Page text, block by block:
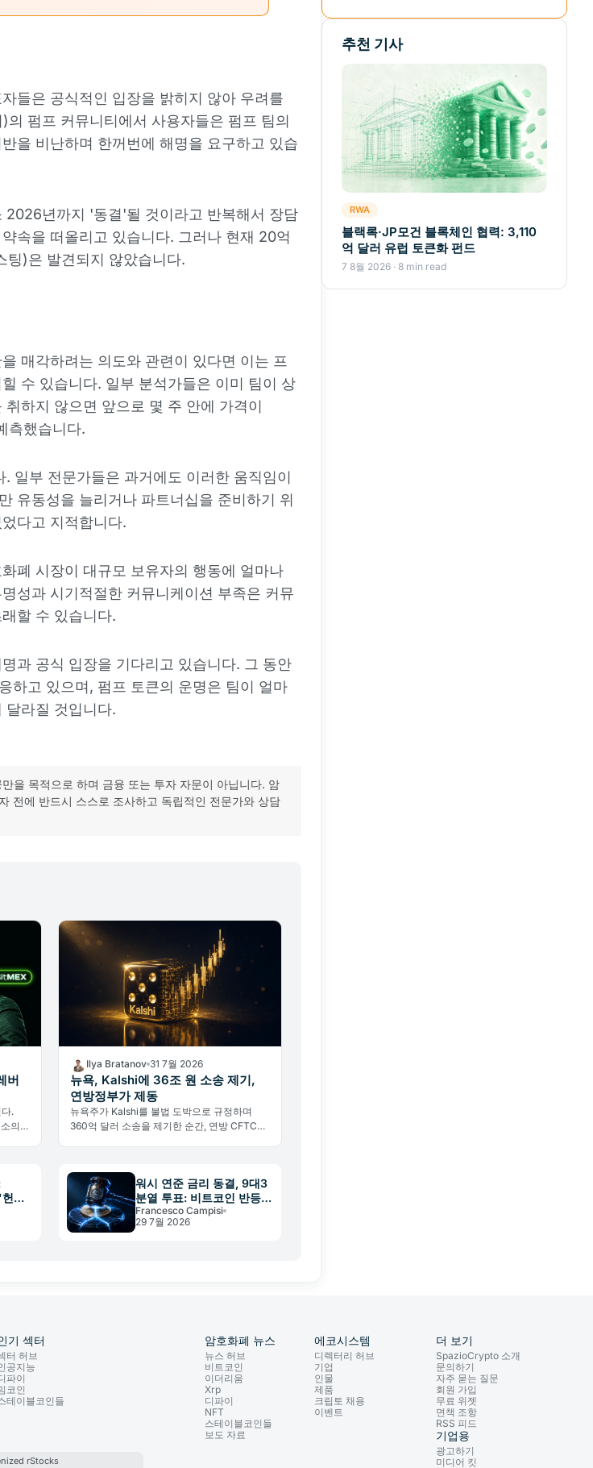
들은 공식적인 입장을 밝히지 않아 우려를
펌프 커뮤니티에서 사용자들은 펌프 팀의
을 비난하며 한꺼번에 해명을 요구하고 있습
2026년까지 '동결'될 것이라고 반복해서 장담
속을 떠올리고 있습니다. 그러나 현재 20억
팅)은 발견되지 않았습니다.
매각하려는 의도와 관련이 있다면 이는 프
수 있습니다. 일부 분석가들은 이미 팀이 상
하지 않으면 앞으로 몇 주 안에 가격이
측했습니다.
일부 전문가들은 과거에도 이러한 움직임이
유동성을 늘리거나 파트너십을 준비하기 위
다고 지적합니다.
폐 시장이 대규모 보유자의 행동에 얼마나
성과 시기적절한 커뮤니케이션 부족은 커뮤
할 수 있습니다.
과 공식 입장을 기다리고 있습니다. 그 동안
하고 있으며, 펌프 토큰의 운명은 팀이 얼마
달라질 것입니다.
을 목적으로 하며 금융 또는 투자 자문이 아닙니다. 암
전에 반드시 스스로 조사하고 독립적인 전문가와 상담
버
.
의
Ilya Bratanov 31 7월 2026
뉴욕, Kalshi에 36조 원 소송 제기,
연방정부가 제동
뉴욕주가 Kalshi를 불법 도박으로 규정하며
360억 달러 소송을 제기한 순간, 연방 CFTC가
워시 연준 금리 동결, 9대3
분열 투표: 비트코인 반등
지속될까
Francesco Campisi
29 7월 2026
추천 기사
RWA
블랙록·JP모건 블록체인 협력: 3,110
억 달러 유럽 토큰화 펀드
7 8월 2026 · 8 min read
기 섹터
터 허브
공지능
파이
코인
테이블코인들
rStocks
암호화폐 뉴스
뉴스 허브
비트코인
이더리움
Xrp
디파이
NFT
스테이블코인들
보도 자료
에코시스템
디렉터리 허브
기업
인물
제품
크립토 채용
이벤트
더 보기
SpazioCrypto 소개
문의하기
자주 묻는 질문
회원 가입
무료 위젯
면책 조항
RSS 피드
기업용
광고하기
미디어 킷